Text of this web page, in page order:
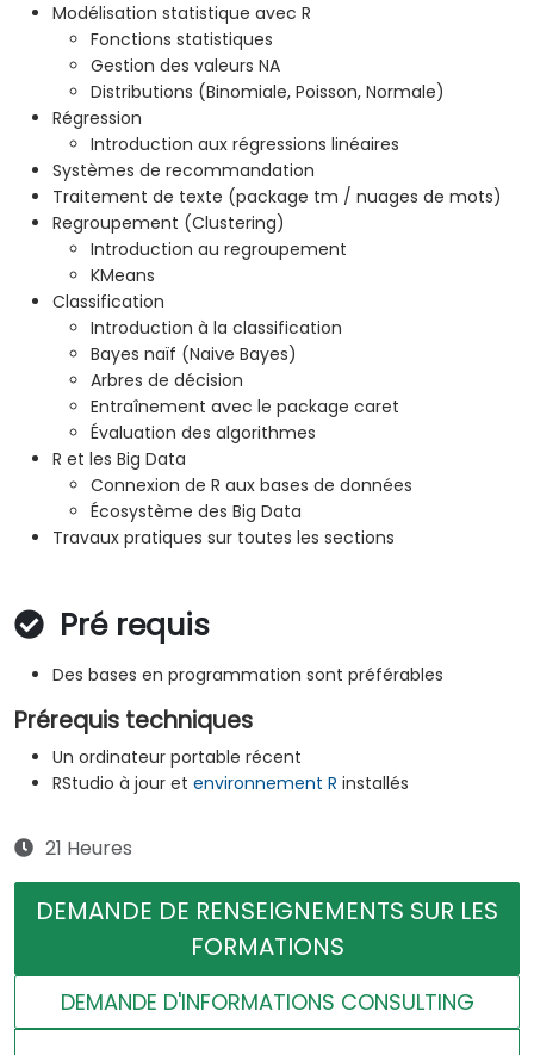
Modélisation statistique avec R
Fonctions statistiques
Gestion des valeurs NA
Distributions (Binomiale, Poisson, Normale)
Régression
Introduction aux régressions linéaires
Systèmes de recommandation
Traitement de texte (package tm / nuages de mots)
Regroupement (Clustering)
Introduction au regroupement
KMeans
Classification
Introduction à la classification
Bayes naïf (Naive Bayes)
Arbres de décision
Entraînement avec le package caret
Évaluation des algorithmes
R et les Big Data
Connexion de R aux bases de données
Écosystème des Big Data
Travaux pratiques sur toutes les sections
Pré requis
Des bases en programmation sont préférables
Prérequis techniques
Un ordinateur portable récent
RStudio à jour et environnement R installés
21 Heures
DEMANDE DE RENSEIGNEMENTS SUR LES
FORMATIONS
DEMANDE D'INFORMATIONS CONSULTING